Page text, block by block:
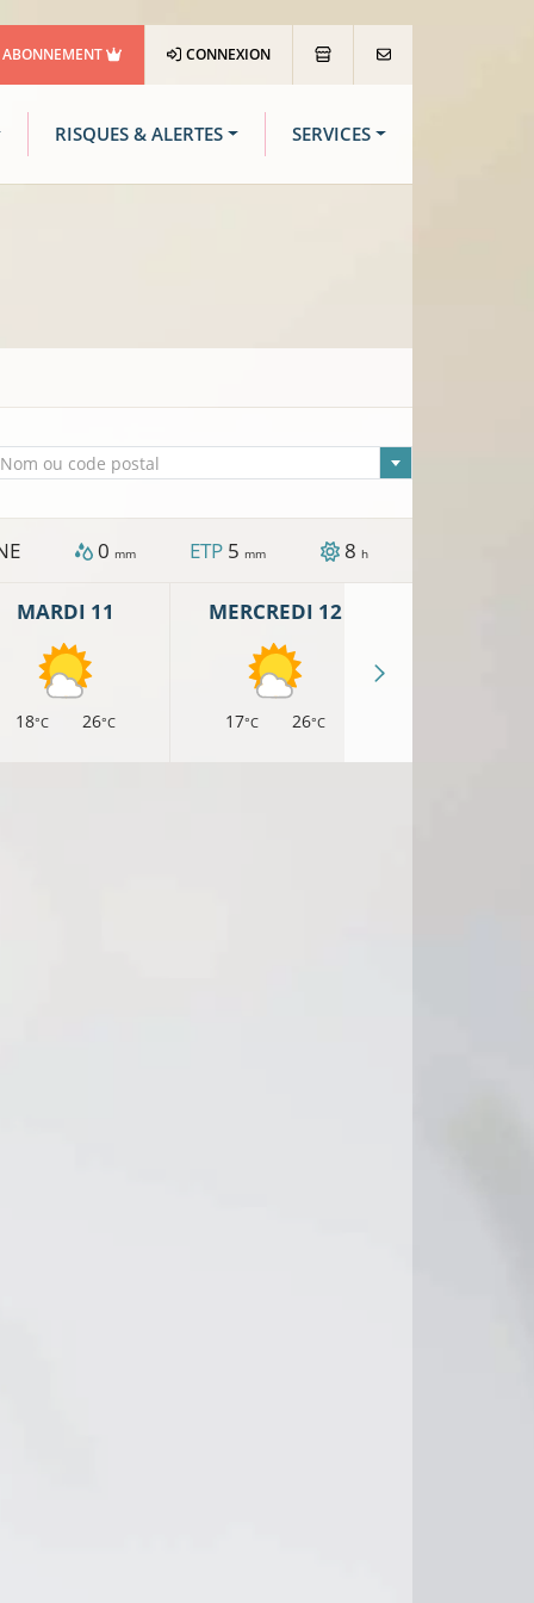
ABONNEMENT CONNEXION
RISQUES & ALERTES SERVICES
sélectionnée
Nom ou code postal
0 mm ETP 5 mm 8 h
MARDI 11
18°C 26°C
MERCREDI 12
17°C 26°C